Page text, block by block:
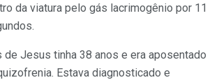
da viatura pelo gás lacrimogênio por 11
de Jesus tinha 38 anos e era aposentado
Estava diagnosticado e